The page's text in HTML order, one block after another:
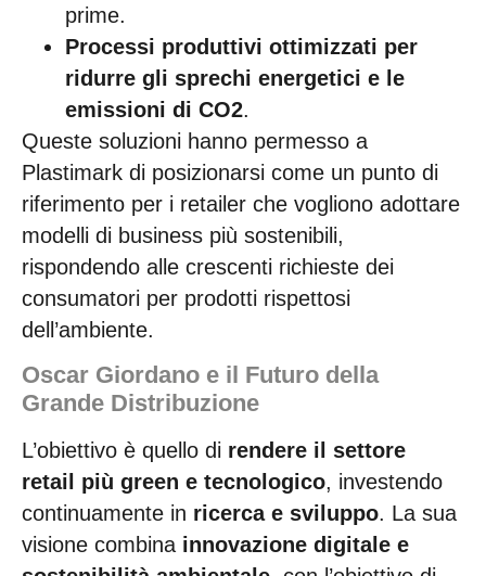
prime.
Processi produttivi ottimizzati per
ridurre gli sprechi energetici e le
emissioni di CO2.
Queste soluzioni hanno permesso a
Plastimark di posizionarsi come un punto di
riferimento per i retailer che vogliono adottare
modelli di business più sostenibili,
rispondendo alle crescenti richieste dei
consumatori per prodotti rispettosi
dell’ambiente.
Oscar Giordano e il Futuro della
Grande Distribuzione
L’obiettivo è quello di rendere il settore
retail più green e tecnologico, investendo
continuamente in ricerca e sviluppo. La sua
visione combina innovazione digitale e